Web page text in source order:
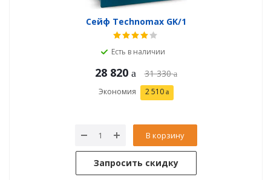
Сейф Technomax GK/1
Есть в наличии
28 820 31 330
Экономия 2 510
В корзину
Запросить скидку